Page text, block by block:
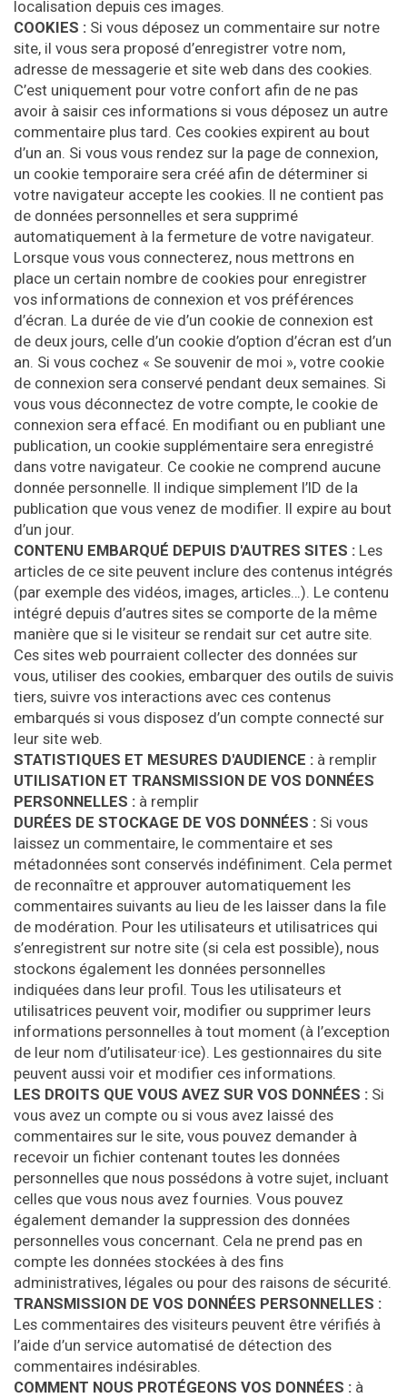
localisation depuis ces images.
COOKIES : Si vous déposez un commentaire sur notre
site, il vous sera proposé d’enregistrer votre nom,
adresse de messagerie et site web dans des cookies.
C’est uniquement pour votre confort afin de ne pas
avoir à saisir ces informations si vous déposez un autre
commentaire plus tard. Ces cookies expirent au bout
d’un an. Si vous vous rendez sur la page de connexion,
un cookie temporaire sera créé afin de déterminer si
votre navigateur accepte les cookies. Il ne contient pas
de données personnelles et sera supprimé
automatiquement à la fermeture de votre navigateur.
Lorsque vous vous connecterez, nous mettrons en
place un certain nombre de cookies pour enregistrer
vos informations de connexion et vos préférences
d’écran. La durée de vie d’un cookie de connexion est
de deux jours, celle d’un cookie d’option d’écran est d’un
an. Si vous cochez « Se souvenir de moi », votre cookie
de connexion sera conservé pendant deux semaines. Si
vous vous déconnectez de votre compte, le cookie de
connexion sera effacé. En modifiant ou en publiant une
publication, un cookie supplémentaire sera enregistré
dans votre navigateur. Ce cookie ne comprend aucune
donnée personnelle. Il indique simplement l’ID de la
publication que vous venez de modifier. Il expire au bout
d’un jour.
CONTENU EMBARQUÉ DEPUIS D'AUTRES SITES : Les
articles de ce site peuvent inclure des contenus intégrés
(par exemple des vidéos, images, articles…). Le contenu
intégré depuis d’autres sites se comporte de la même
manière que si le visiteur se rendait sur cet autre site.
Ces sites web pourraient collecter des données sur
vous, utiliser des cookies, embarquer des outils de suivis
tiers, suivre vos interactions avec ces contenus
embarqués si vous disposez d’un compte connecté sur
leur site web.
STATISTIQUES ET MESURES D'AUDIENCE : à remplir
UTILISATION ET TRANSMISSION DE VOS DONNÉES
PERSONNELLES : à remplir
DURÉES DE STOCKAGE DE VOS DONNÉES : Si vous
laissez un commentaire, le commentaire et ses
métadonnées sont conservés indéfiniment. Cela permet
de reconnaître et approuver automatiquement les
commentaires suivants au lieu de les laisser dans la file
de modération. Pour les utilisateurs et utilisatrices qui
s’enregistrent sur notre site (si cela est possible), nous
stockons également les données personnelles
indiquées dans leur profil. Tous les utilisateurs et
utilisatrices peuvent voir, modifier ou supprimer leurs
informations personnelles à tout moment (à l’exception
de leur nom d’utilisateur·ice). Les gestionnaires du site
peuvent aussi voir et modifier ces informations.
LES DROITS QUE VOUS AVEZ SUR VOS DONNÉES : Si
vous avez un compte ou si vous avez laissé des
commentaires sur le site, vous pouvez demander à
recevoir un fichier contenant toutes les données
personnelles que nous possédons à votre sujet, incluant
celles que vous nous avez fournies. Vous pouvez
également demander la suppression des données
personnelles vous concernant. Cela ne prend pas en
compte les données stockées à des fins
administratives, légales ou pour des raisons de sécurité.
TRANSMISSION DE VOS DONNÉES PERSONNELLES :
Les commentaires des visiteurs peuvent être vérifiés à
l’aide d’un service automatisé de détection des
commentaires indésirables.
COMMENT NOUS PROTÉGEONS VOS DONNÉES : à